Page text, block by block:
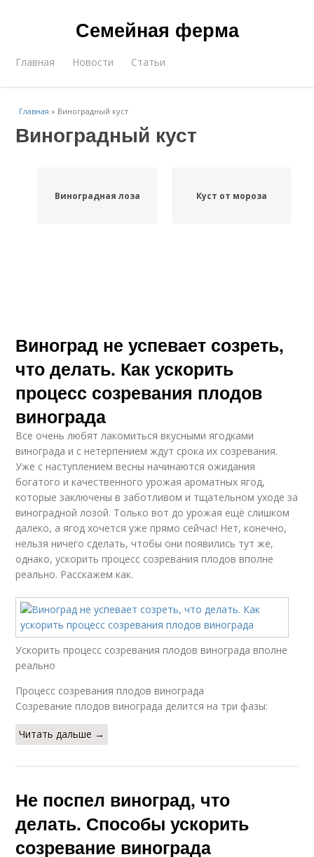
Семейная ферма
Главная Новости Статьи
Главная » Виноградный куст
Виноградный куст
Виноградная лоза Куст от мороза
Виноград не успевает созреть,
что делать. Как ускорить
процесс созревания плодов
винограда
Все очень любят лакомиться вкусными ягодками
винограда и с нетерпением ждут срока их созревания.
Уже с наступлением весны начинаются ожидания
богатого и качественного урожая ароматных ягод,
которые заключены в заботливом и тщательном уходе за
виноградной лозой. Только вот до урожая ещё слишком
далеко, а ягод хочется уже прямо сейчас! Нет, конечно,
нельзя ничего сделать, чтобы они появились тут же,
однако, ускорить процесс созревания плодов вполне
реально. Расскажем как.
Ускорить процесс созревания плодов винограда вполне
реально
Процесс созревания плодов винограда
Созревание плодов винограда делится на три фазы:
Читать дальше →
Не поспел виноград, что
делать. Способы ускорить
созревание винограда